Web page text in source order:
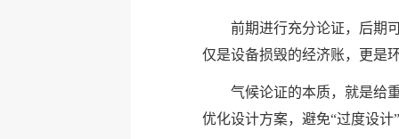
前期进行充分论证，后期
仅是设备损毁的经济账，更是
气候论证的本质，就是给
优化设计方案，避免“过度设